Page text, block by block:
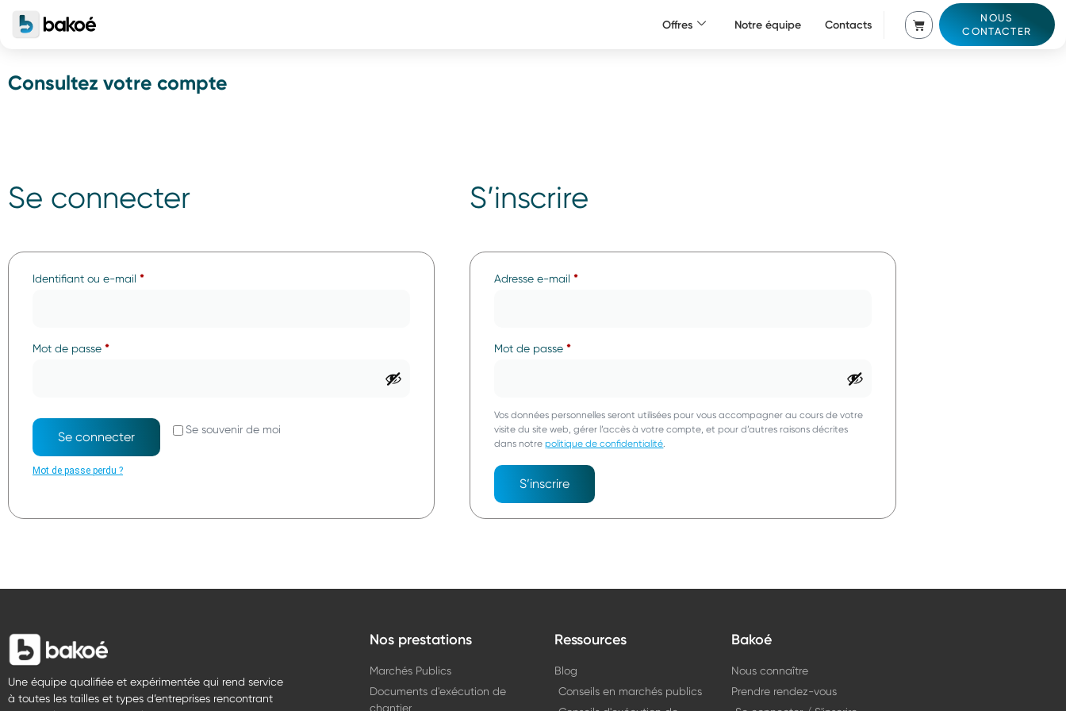
Offres Notre équipe Contacts
NOUS
CONTACTER
Consultez votre compte
Se connecter
Identifiant ou e-mail *
Mot de passe *
Se souvenir de moi
Se connecter
Mot de passe perdu ?
S’inscrire
Adresse e-mail*
Mot de passe*
Vos données personnelles seront utilisées pour vous accompagner au cours de votre
visite du site web, gérer l’accès à votre compte, et pour d’autres raisons décrites
dans notrepolitique de confidentialité.
S’inscrire
Une équipe qualifiée et expérimentée qui rend service
à toutes les tailles et types d’entreprises rencontrant
Nos prestations
Marchés Publics
Documents d'exécution de
chantier
Ressources
Blog
Conseils en marchés publics
Bakoé
Nous connaître
Prendre rendez-vous